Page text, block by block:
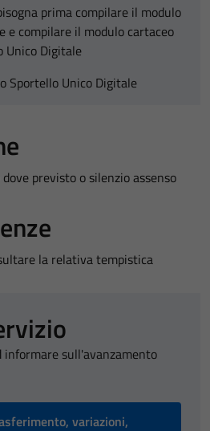
prima compilare il modulo
e compilare il modulo cartaceo
Unico Digitale
Sportello Unico Digitale
previsto o silenzio assenso
la relativa tempistica
informare sull'avanzamento
variazioni,